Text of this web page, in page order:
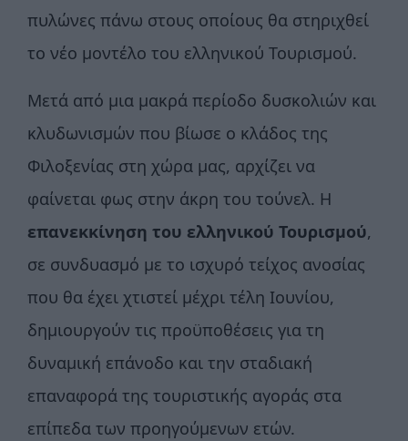
πυλώνες πάνω στους οποίους θα στηριχθεί
το νέο μοντέλο του ελληνικού Τουρισμού.
Μετά από μια μακρά περίοδο δυσκολιών και
κλυδωνισμών που βίωσε ο κλάδος της
Φιλοξενίας στη χώρα μας, αρχίζει να
φαίνεται φως στην άκρη του τούνελ. Η
επανεκκίνηση του ελληνικού Τουρισμού,
σε συνδυασμό με το ισχυρό τείχος ανοσίας
που θα έχει χτιστεί μέχρι τέλη Ιουνίου,
δημιουργούν τις προϋποθέσεις για τη
δυναμική επάνοδο και την σταδιακή
επαναφορά της τουριστικής αγοράς στα
επίπεδα των προηγούμενων ετών.